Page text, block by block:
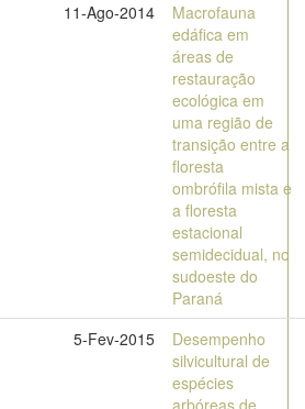
11-Ago-2014
Macrofauna
edáfica em
áreas de
restauração
ecológica em
uma região de
transição entre a
floresta
ombrófila mista e
a floresta
estacional
semidecidual, no
sudoeste do
Paraná
5-Fev-2015
Desempenho
silvicultural de
espécies
arbóreas de